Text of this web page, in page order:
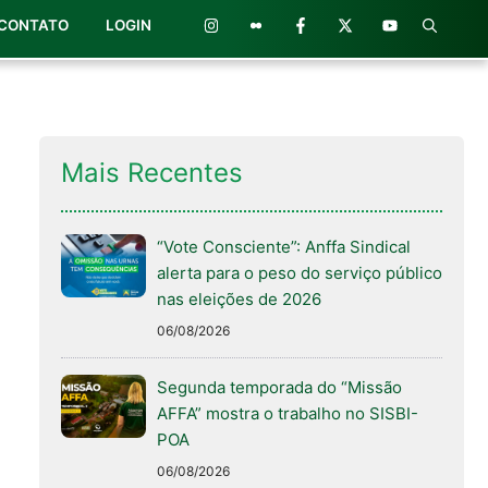
LOGIN
Mais Recentes
“Vote Consciente”: Anffa Sindical
alerta para o peso do serviço público
nas eleições de 2026
06/08/2026
Segunda temporada do “Missão
AFFA” mostra o trabalho no SISBI-
POA
06/08/2026